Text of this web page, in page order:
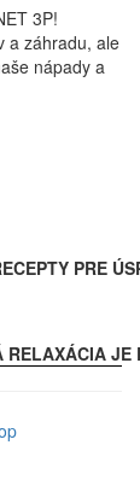
3P!
a záhradu, ale
nápady a
PRE
RELAXÁCIA JE